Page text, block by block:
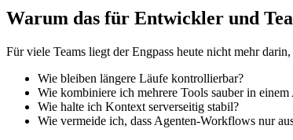
Warum das für Entwickler und
Für viele Teams liegt der Engpass heute nicht mehr
Wie bleiben längere Läufe kontrollierbar?
Wie kombiniere ich mehrere Tools sauber in
Wie halte ich Kontext serverseitig stabil?
Wie vermeide ich, dass Agenten-Workflows nur